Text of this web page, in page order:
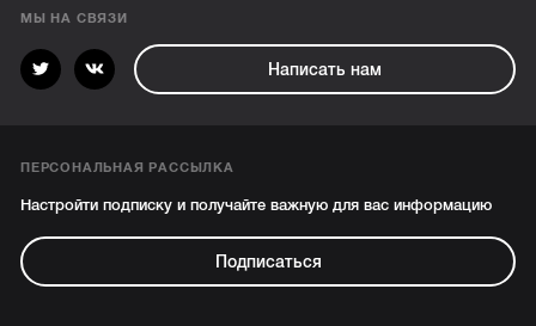
МЫ НА СВЯЗИ
Написать нам
ПЕРСОНАЛЬНАЯ РАССЫЛКА
Настройти подписку и получайте важную для вас информацию
Подписаться